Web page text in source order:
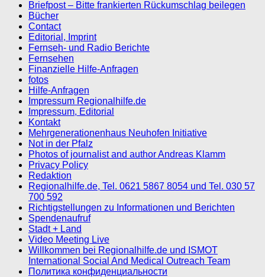
Briefpost – Bitte frankierten Rückumschlag beilegen
Bücher
Contact
Editorial, Imprint
Fernseh- und Radio Berichte
Fernsehen
Finanzielle Hilfe-Anfragen
fotos
Hilfe-Anfragen
Impressum Regionalhilfe.de
Impressum, Editorial
Kontakt
Mehrgenerationenhaus Neuhofen Initiative
Not in der Pfalz
Photos of journalist and author Andreas Klamm
Privacy Policy
Redaktion
Regionalhilfe.de, Tel. 0621 5867 8054 und Tel. 030 57
700 592
Richtigstellungen zu Informationen und Berichten
Spendenaufruf
Stadt + Land
Video Meeting Live
Willkommen bei Regionalhilfe.de und ISMOT
International Social And Medical Outreach Team
Политика конфиденциальности